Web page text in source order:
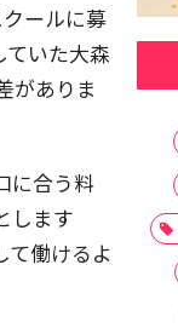
ールに募
いた大森
がありま
に合う料
します
働けるよ